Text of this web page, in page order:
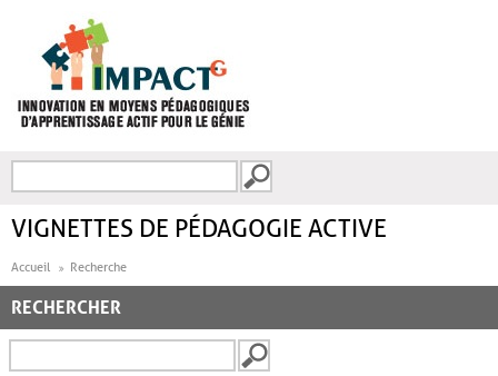
FORMULAIRE DE
VIGNETTES DE PÉDAGOGIE ACTIVE
Accueil Recherche
RECHERCHER